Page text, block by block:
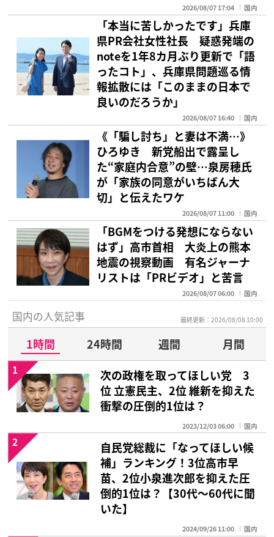
2026/08/07 17:04 国内
「本当に苦しかったです」兵庫
県PR会社女性社長 疑惑発端の
noteを1年8カ月ぶり更新で「語
ったコト」、兵庫県問題巡る情
報拡散には「このままの日本で
良いのだろうか」
2026/08/07 16:40 国内
《「騙し討ち」と妻は不満…》
ひろゆき 新党船出で露呈し
た“家庭内合意”の壁…泉房穂氏
が「家族の同意がいちばん大
切」と伝えたワケ
2026/08/07 11:00 国内
「BGMをつける発想にならない
はず」高市首相 大炎上の熊本
地震の視察動画 有名ジャーナ
リストは「PRビデオ」と苦言
2026/08/07 06:00 国内
国内の人気記事 最終更新：2026/08/08 10:00
1時間 24時間 週間
月間
次の政権を取ってほしい党 3
位 立憲民主、2位 維新を抑えた
衝撃の圧倒的1位は？
2023/12/03 06:00 国内
1
自民党総裁に「なってほしい候
補」ランキング！3位高市早
苗、2位小泉進次郎を抑えた圧
倒的1位は？【30代〜60代に聞
いた】
2024/09/26 11:00 国内
2